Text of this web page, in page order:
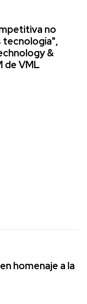
no
tecnología",
&
de VML
homenaje a la